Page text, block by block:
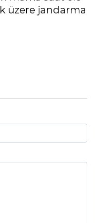
üzere jandarma